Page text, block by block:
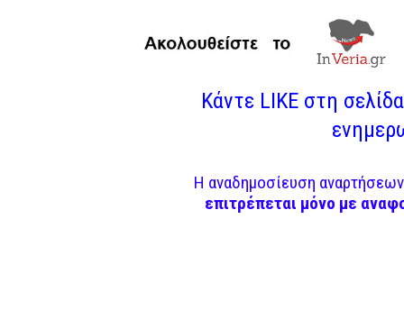
Κάντε LIKE στη
Η αναδημοσίευση
επιτρέπεται μόνο με